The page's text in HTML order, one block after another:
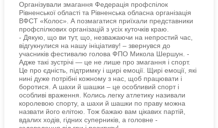
Організували змагання Федерація профспілок
Рівненської області та Рівненська обласна організація
ВФСТ «Колос». А позмагатися приїхали представники
профспілкових організацій з усіх куточків краю.
- Дякую, що ви тут, що, незважаючи на непростий час,
відгукнулися на нашу ініціативу! – звернувся до
учасників фестивалю голова ФПО Микола Шершун. -
Адже такі зустрічі — це не лише про змагання і спорт.
Це про єдність, підтримку і щирі емоції. Щирі емоції, які
нині дуже потрібні кожному з нас, щоб працювати і
боротися. А шахи й шашки – це особливий спорт і
особливі враження. Колись легку атлетику називали
королевою спорту, а шахи й шашки по праву можна
назвати його елітою. Тож бажаю вам цікавих партій,
вдалих ходів, гідних суперників, а головне -